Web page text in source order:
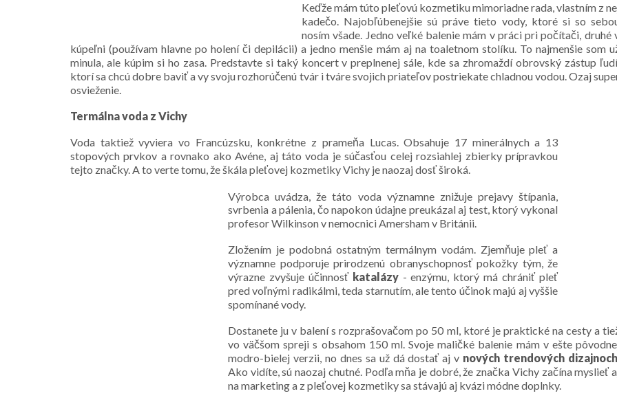
Keďže mám túto pleťovú kozmetiku mimoriadne rada, vlastním z
kadečo. Najobľúbenejšie sú práve tieto vody, ktoré si so
nosím všade. Jedno veľké balenie mám v práci pri počítači, druhé
kúpeľni (používam hlavne po holení či depilácii) a jedno menšie mám aj na toaletnom stolíku. To najmenšie som
minula, ale kúpim si ho zasa. Predstavte si taký koncert v preplnenej sále, kde sa zhromaždí obrovský zástup
ktorí sa chcú dobre baviť a vy svoju rozhorúčenú tvár i tváre svojich priateľov postriekate chladnou vodou. Ozaj
osvieženie.
Termálna voda z Vichy
Voda taktiež vyviera vo Francúzsku, konkrétne z prameňa Lucas. Obsahuje 17 minerálnych a 13
stopových prvkov a rovnako ako Avéne, aj táto voda je súčasťou celej rozsiahlej zbierky prípravkou
tejto značky. A to verte tomu, že škála pleťovej kozmetiky Vichy je naozaj dosť široká.
Výrobca uvádza, že táto voda významne znižuje prejavy štípania,
svrbenia a pálenia, čo napokon údajne preukázal aj test, ktorý vykonal
profesor Wilkinson v nemocnici Amersham v Británii.
Zložením je podobná ostatným termálnym vodám. Zjemňuje pleť a
významne podporuje prirodzenú obranyschopnosť pokožky tým, že
výrazne zvyšuje účinnosť katalázy- enzýmu, ktorý má chrániť pleť
pred voľnými radikálmi, teda starnutím, ale tento účinok majú aj vyššie
spomínané vody.
Dostanete ju v balení s rozprašovačom po 50 ml, ktoré je praktické na cesty a
vo väčšom spreji s obsahom 150 ml. Svoje maličké balenie mám v ešte
modro-bielej verzii, no dnes sa už dá dostať aj v nových trendových dizajnoch
Ako vidíte, sú naozaj chutné. Podľa mňa je dobré, že značka Vichy začína myslieť
na marketing a z pleťovej kozmetiky sa stávajú aj kvázi módne doplnky.